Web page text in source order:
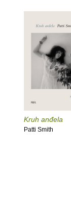
Kruh anđela
Patti Smith